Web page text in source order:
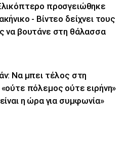
προσγειώθηκε
- Βίντεο δείχνει τους
να βουτάνε στη θάλασσα
Να μπει τέλος στη
πόλεμος ούτε ειρήνη»
η ώρα για συμφωνία»